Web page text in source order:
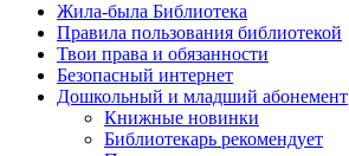
Жила-была Библиотека
Правила пользования библиотекой
Твои права и обязанности
Безопасный интернет
Дошкольный и младший абонемент
Книжные новинки
Библиотекарь рекомендует